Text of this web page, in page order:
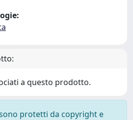
a questo prodotto.
protetti da copyright e